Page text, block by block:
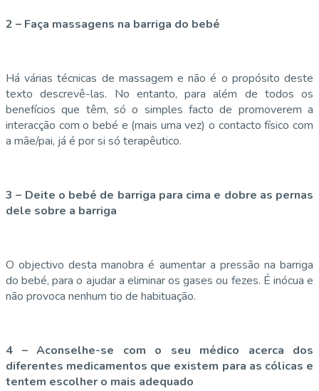
2 – Faça massagens na barriga do bebé
Há várias técnicas de massagem e não é o propósito deste
texto descrevê-las. No entanto, para além de todos os
benefícios que têm, só o simples facto de promoverem a
interacção com o bebé e (mais uma vez) o contacto físico com
a mãe/pai, já é por si só terapêutico.
3 – Deite o bebé de barriga para cima e dobre as pernas
dele sobre a barriga
O objectivo desta manobra é aumentar a pressão na barriga
do bebé, para o ajudar a eliminar os gases ou fezes. É inócua e
não provoca nenhum tio de habituação.
4 – Aconselhe-se com o seu médico acerca dos
diferentes medicamentos que existem para as cólicas e
tentem escolher o mais adequado